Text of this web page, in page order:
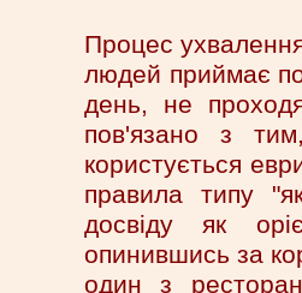
Процес
людей приймає по
день, не
пов'язано з
користується
правила типу
досвіду як
опинившись за
один з